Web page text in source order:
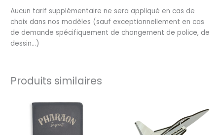
Aucun tarif supplémentaire ne sera appliqué en cas de
choix dans nos modèles (sauf exceptionnellement en cas
de demande spécifiquement de changement de police, de
dessin…)
Produits similaires